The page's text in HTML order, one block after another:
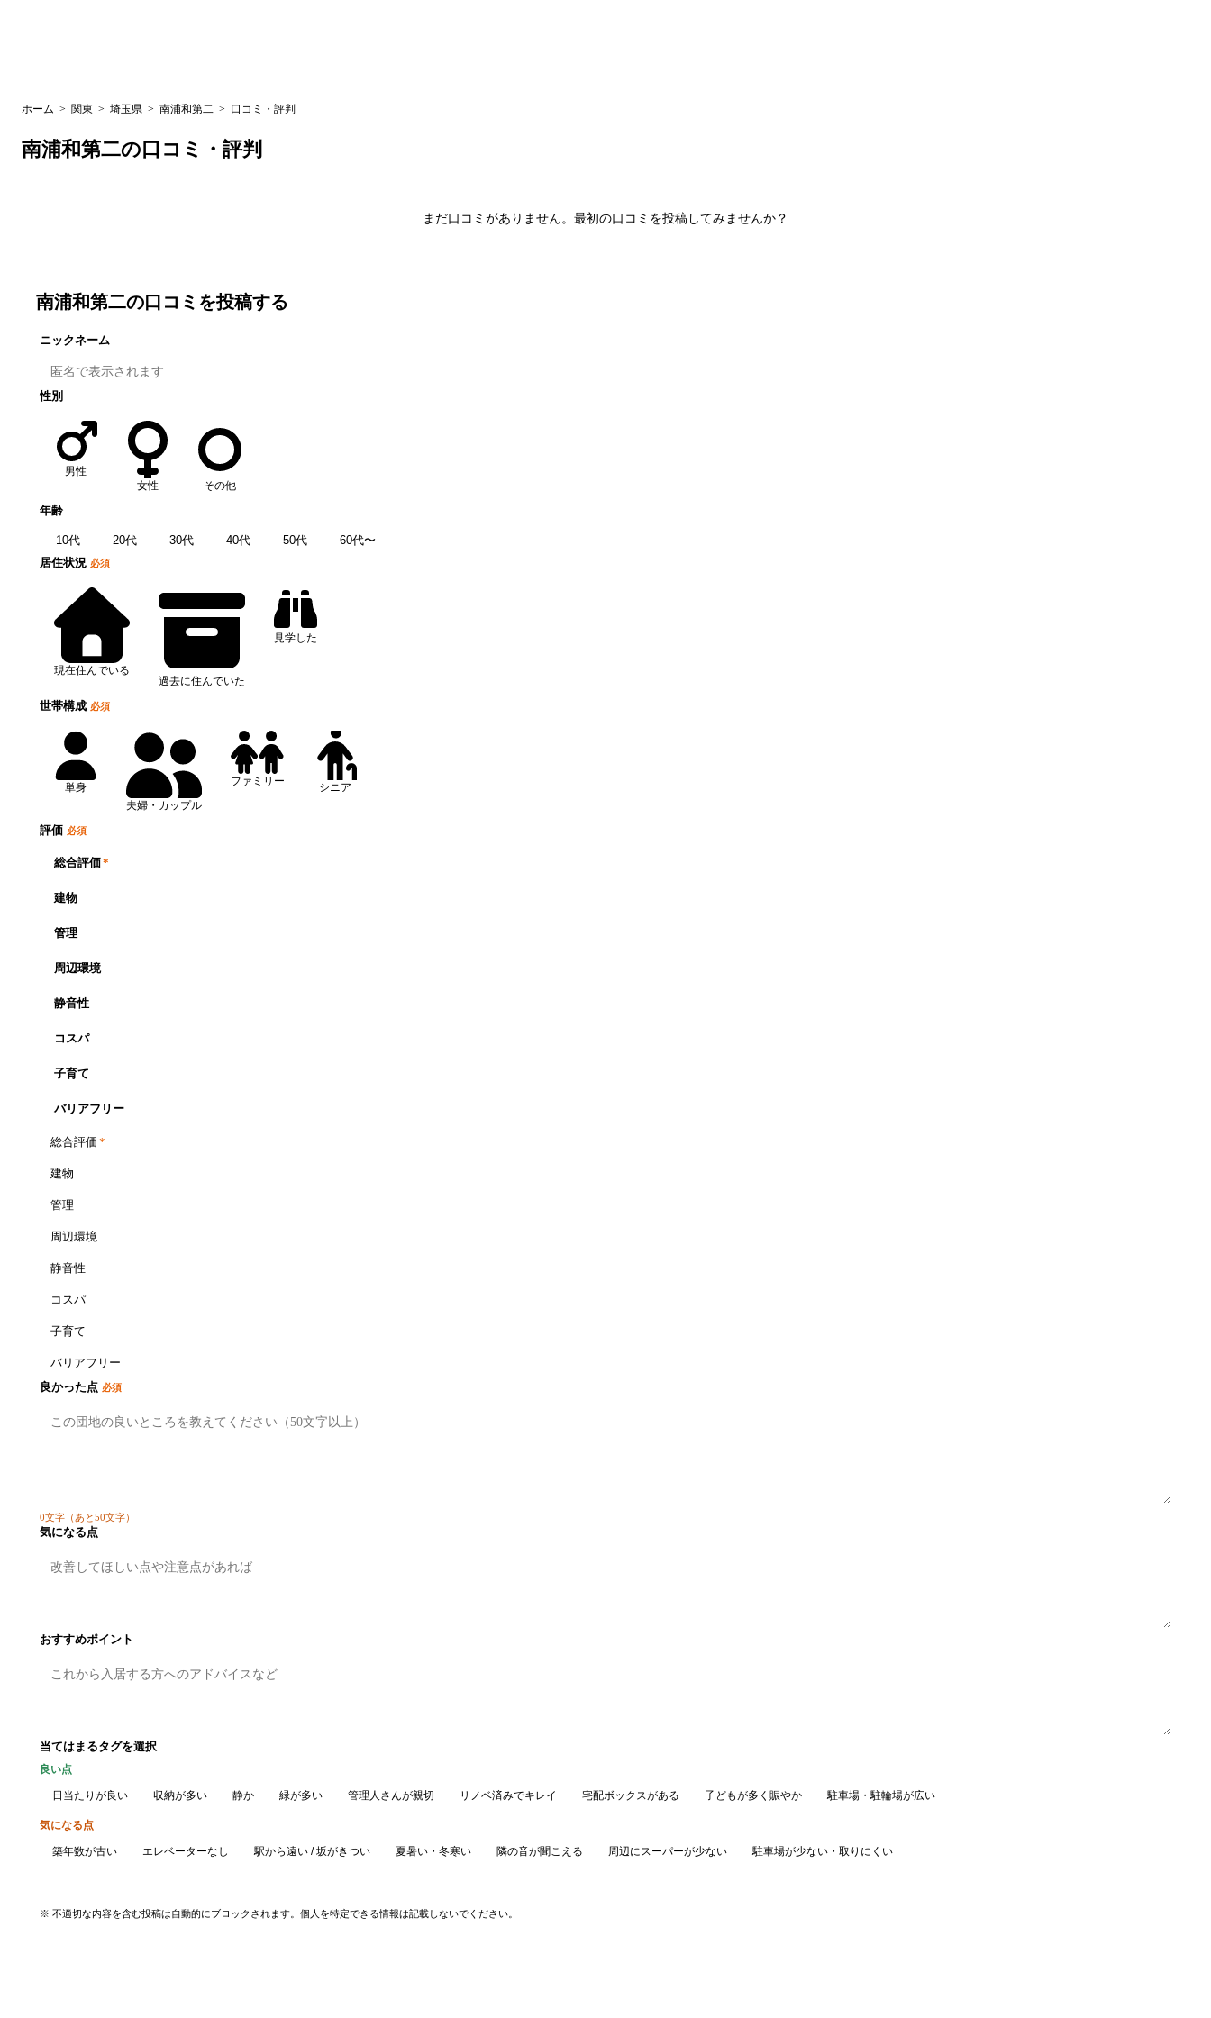
ホーム > 関東 > 埼玉県 > 南浦和第二 > 口コミ・評判
南浦和第二の口コミ・評判
まだ口コミがありません。最初の口コミを投稿してみませんか？
南浦和第二の口コミを投稿する
ニックネーム
性別
男性
女性
その他
年齢
10代 20代 30代 40代 50代
60代〜
居住状況 必須
現在住んでいる
過去に住んでいた
見学した
世帯構成 必須
単身
夫婦・カップル
ファミリー シニア
評価 必須
総合評価*
建物
管理
周辺環境
静音性
コスパ
子育て
バリアフリー
総合評価 *
建物
管理
周辺環境
静音性
コスパ
子育て
バリアフリー
良かった点 必須
0文字 （あと50文字）
気になる点
おすすめポイント
当てはまるタグを選択
良い点
日当たりが良い 収納が多い 静か 緑が多い 管理人さんが親切 リノベ済みでキレイ 宅配ボックスがある 子どもが多く賑やか 駐車場・駐輪場が広い
気になる点
築年数が古い エレベーターなし 駅から遠い / 坂がきつい 夏暑い・冬寒い 隣の音が聞こえる 周辺にスーパーが少ない 駐車場が少ない・取りにくい
※ 不適切な内容を含む投稿は自動的にブロックされます。個人を特定できる情報は記載しないでください。